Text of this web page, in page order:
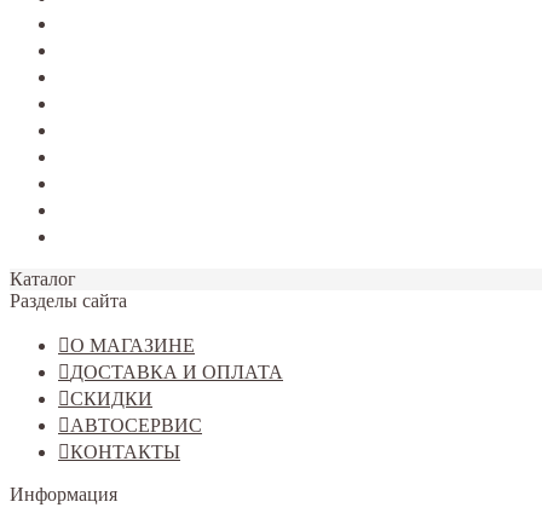
Каталог
Разделы сайта
О МАГАЗИНЕ
ДОСТАВКА И ОПЛАТА
СКИДКИ
АВТОСЕРВИС
КОНТАКТЫ
Информация